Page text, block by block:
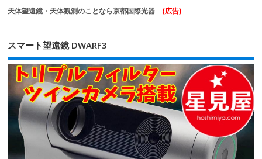
天体望遠鏡・天体観測のことなら京都国際光器 (広告)
スマート望遠鏡 DWARF3